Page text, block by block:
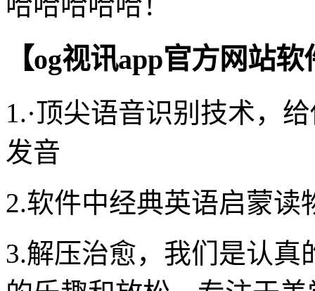
【og视讯app官方网站
1.·顶尖语音识别技术，
发音
2.软件中经典英语启蒙读
3.解压治愈，我们是认